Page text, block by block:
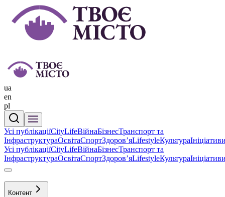
ua
en
pl
Усі публікаціїCityLifeВійнаБізнесТранспорт та
ІнфраструктураОсвітаСпортЗдоровʼяLifestyleКультура
Усі публікаціїCityLifeВійнаБізнесТранспорт та
ІнфраструктураОсвітаСпортЗдоровʼяLifestyleКультура
Контент